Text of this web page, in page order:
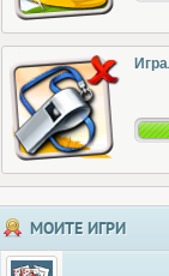
МОИТЕ ИГРИ